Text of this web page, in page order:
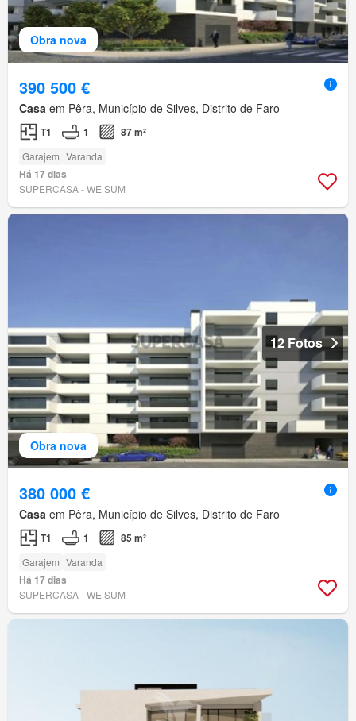
Obra nova
390 500 €
Casa em Pêra, Município de Silves, Distrito de Faro
T1 1 87 m²
Garajem Varanda
Há 17 dias
SUPERCASA - WE SUM
Obra nova
12 Fotos
380 000 €
Casa em Pêra, Município de Silves, Distrito de Faro
T1 1 85 m²
Garajem Varanda
Há 17 dias
SUPERCASA - WE SUM